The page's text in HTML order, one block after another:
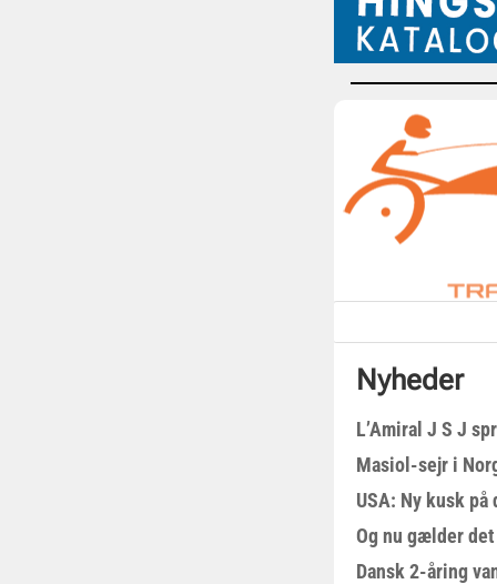
Nyheder
L’Amiral J S J
Masiol-sejr i
USA: Ny kusk på
Og nu gælder
Dansk 2-åring